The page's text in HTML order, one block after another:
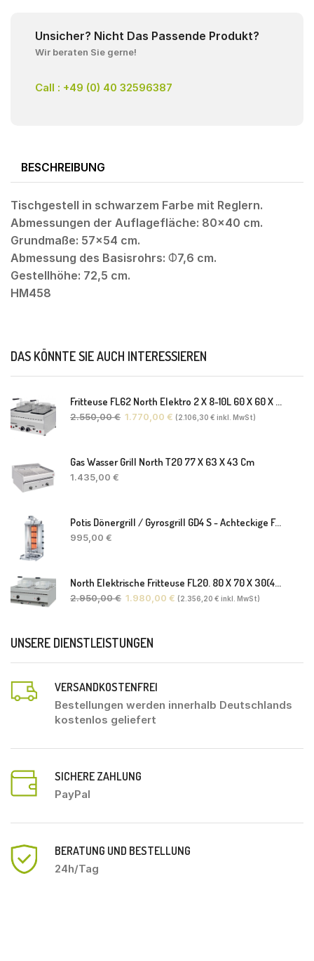
Unsicher? Nicht Das Passende Produkt?
Wir beraten Sie gerne!
Call : +49 (0) 40 32596387
BESCHREIBUNG
Tischgestell in schwarzem Farbe mit Reglern.
Abmessungen der Auflagefläche: 80×40 cm.
Grundmaße: 57×54 cm.
Abmessung des Basisrohrs: Φ7,6 cm.
Gestellhöhe: 72,5 cm.
HM458
DAS KÖNNTE SIE AUCH INTERESSIEREN
Fritteuse FL62 North Elektro 2 X 8-10L 60 X 60 X 30(38) Cm
2.550,00€ 1.770,00 € (2.106,30 € inkl. MwSt)
Gas Wasser Grill North T20 77 X 63 X 43 Cm
1.435,00 €
Potis Dönergrill / Gyrosgrill GD4 S - Achteckige Fettwanne-Ohne Schaufel
995,00 €
North Elektrische Fritteuse FL20. 80 X 70 X 30(46) Cm
2.950,00€ 1.980,00 € (2.356,20 € inkl. MwSt)
UNSERE DIENSTLEISTUNGEN
VERSANDKOSTENFREI
Bestellungen werden innerhalb Deutschlands
kostenlos geliefert
SICHERE ZAHLUNG
PayPal
BERATUNG UND BESTELLUNG
24h/Tag